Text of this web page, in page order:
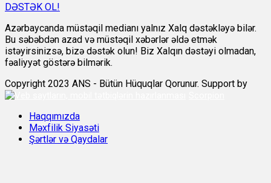
DƏSTƏK OL!
Azərbaycanda müstəqil medianı yalnız Xalq dəstəkləyə bilər.
Bu səbəbdən azad və müstəqil xəbərlər əldə etmək
istəyirsinizsə, bizə dəstək olun! Biz Xalqın dəstəyi olmadan,
fəaliyyət göstərə bilmərik.
Copyright 2023 ANS - Bütün Hüquqlar Qorunur. Support by
Haqqımızda
Məxfilik Siyasəti
Şərtlər və Qaydalar